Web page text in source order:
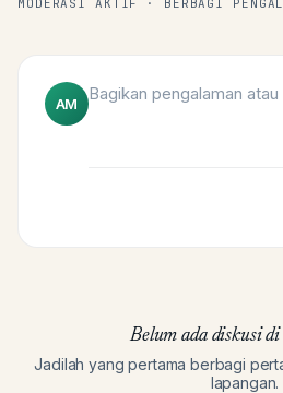
MODERASI AKTIF · BERBAGI
AM
Belum ada diskusi
Jadilah yang pertama berbagi
lapangan.